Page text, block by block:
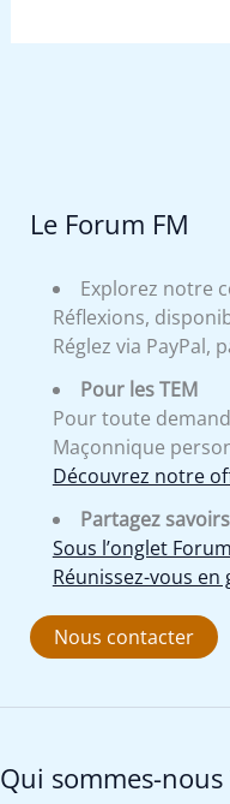
Le Forum FM
Explorez notre
Réflexions,
Réglez via PayPal,
Pour les TEM
Pour toute
Maçonnique
Découvrez notre
Partagez
Sous l’onglet
Réunissez-vous
Nous contacter
Qui sommes-nous